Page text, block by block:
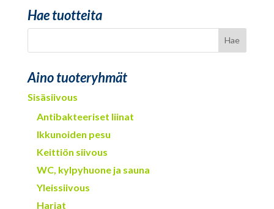
Hae tuotteita
Aino tuoteryhmät
Sisäsiivous
Antibakteeriset liinat
Ikkunoiden pesu
Keittiön siivous
WC, kylpyhuone ja sauna
Yleissiivous
Harjat